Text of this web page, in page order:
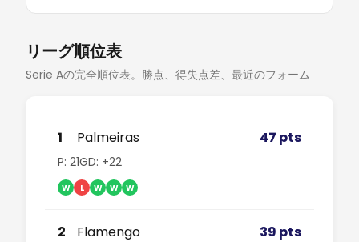
リーグ順位表
Serie Aの完全順位表。勝点、得失点差、最近のフォーム
1 Palmeiras 47 pts
P: 21GD: +22
W L W W W
2 Flamengo 39 pts